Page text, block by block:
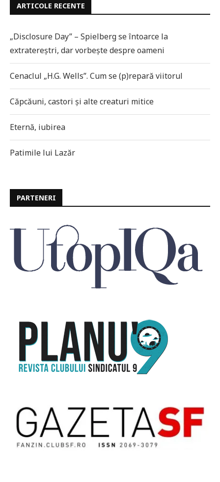
ARTICOLE RECENTE
„Disclosure Day” – Spielberg se întoarce la
extratereștri, dar vorbește despre oameni
Cenaclul „H.G. Wells”. Cum se (p)repară viitorul
Căpcăuni, castori și alte creaturi mitice
Eternă, iubirea
Patimile lui Lazăr
PARTENERI